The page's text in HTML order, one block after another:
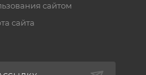
сайтом
сайта